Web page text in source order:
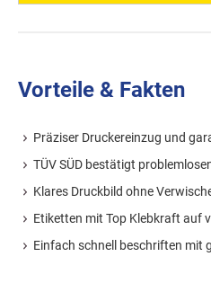
Vorteile & Fakten
Präziser Druckereinzug und
TÜV SÜD bestätigt
Klares Druckbild ohne
Etiketten mit Top Klebkraft auf
Einfach schnell beschriften mit